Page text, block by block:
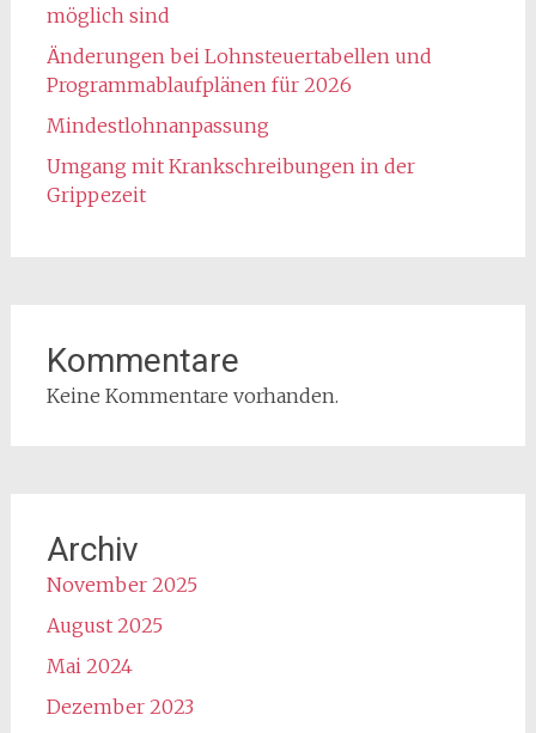
möglich sind
Änderungen bei Lohnsteuertabellen und
Programmablaufplänen für 2026
Mindestlohnanpassung
Umgang mit Krankschreibungen in der
Grippezeit
Kommentare
Keine Kommentare vorhanden.
Archiv
November 2025
August 2025
Mai 2024
Dezember 2023